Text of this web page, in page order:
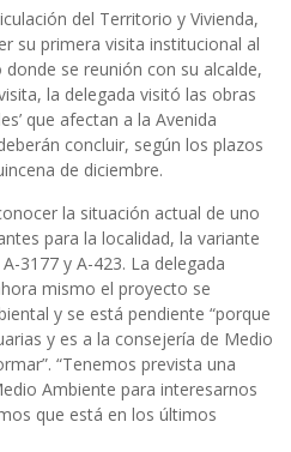
del Territorio y Vivienda,
su primera visita institucional al
se reunión con su alcalde,
la delegada visitó las obras
que afectan a la Avenida
concluir, según los plazos
de diciembre.
la situación actual de uno
para la localidad, la variante
3177 y A-423. La delegada
mismo el proyecto se
y se está pendiente “porque
y es a la consejería de Medio
“Tenemos prevista una
Ambiente para interesarnos
que está en los últimos